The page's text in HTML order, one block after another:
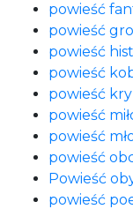
powieść
powieść
powieść
powieść
powieść
powieść
powieść
powieść
Powieść
powieść